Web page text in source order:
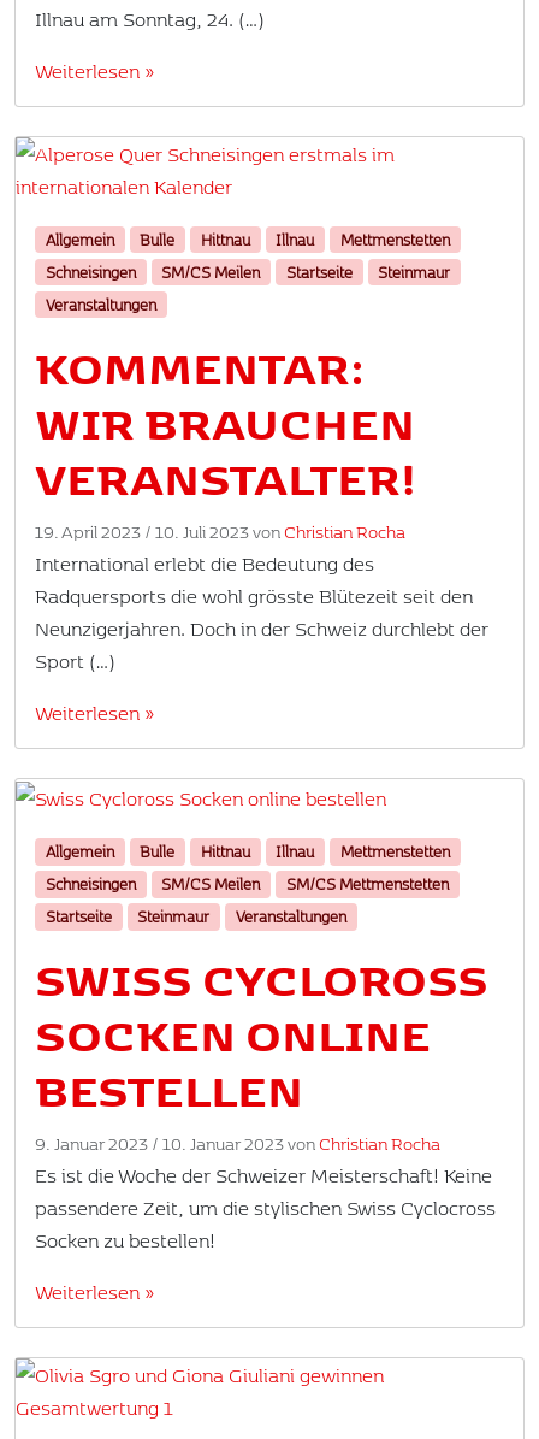
Illnau am Sonntag, 24. (…)
Weiterlesen »
Allgemein Bulle Hittnau Illnau
Mettmenstetten
Schneisingen
SM/CS Meilen Startseite
Steinmaur
Veranstaltungen
KOMMENTAR:
WIR BRAUCHEN
VERANSTALTER!
19. April 2023 / 10. Juli 2023vonChristian Rocha
International erlebt die Bedeutung des
Radquersports die wohl grösste Blütezeit seit den
Neunzigerjahren. Doch in der Schweiz durchlebt der
Sport (…)
Weiterlesen »
Allgemein Bulle Hittnau Illnau
Mettmenstetten
Schneisingen
SM/CS Meilen
SM/CS Mettmenstetten
Startseite
Steinmaur Veranstaltungen
SWISS CYCLOROSS
SOCKEN ONLINE
BESTELLEN
9. Januar 2023 / 10. Januar 2023vonChristian Rocha
Es ist die Woche der Schweizer Meisterschaft! Keine
passendere Zeit, um die stylischen Swiss Cyclocross
Socken zu bestellen!
Weiterlesen »